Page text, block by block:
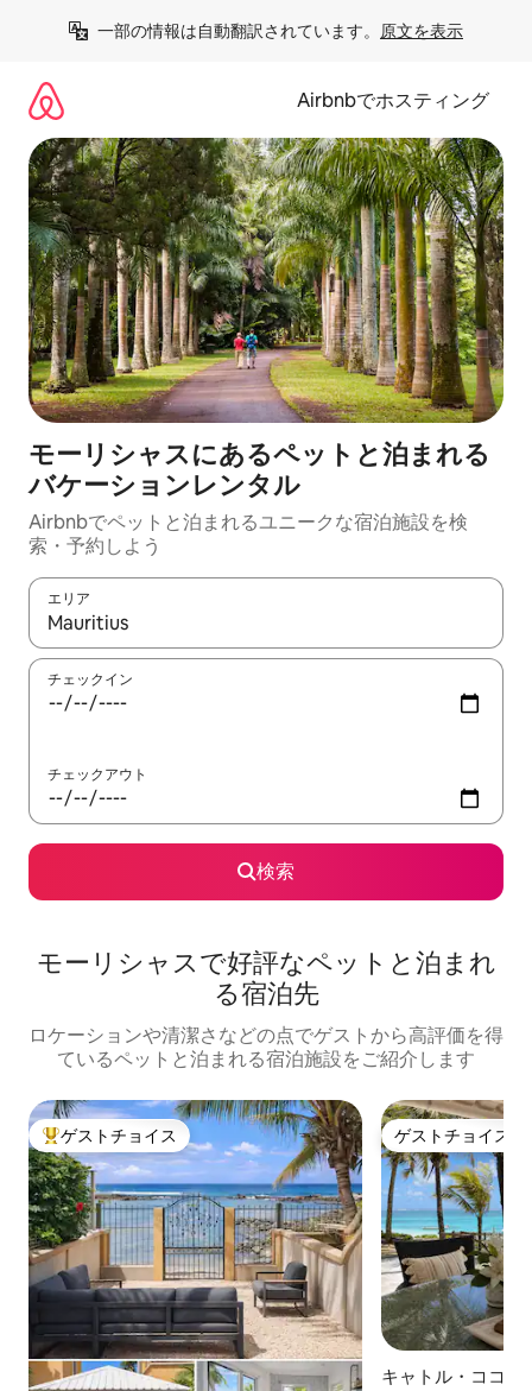
一部の情報は自動翻訳されています。 原文を表示
Airbnbでホスティング
モーリシャスにあるペットと泊まれる
バケーションレンタル
Airbnbでペットと泊まれるユニークな宿泊施設を検
索・予約しよう
エリア
検索結果が表示されたら、上下の矢印キーを使って移動するか
チェックイン
チェックアウト
検索
モーリシャスで好評なペットと泊まれ
る宿泊先
ロケーションや清潔さなどの点でゲストから高評価を得
ているペットと泊まれる宿泊施設をご紹介します
大好評のゲストチョイスです。
ゲストチョイス ゲストチョイス
ゲストチョイス
キャトル・ココス